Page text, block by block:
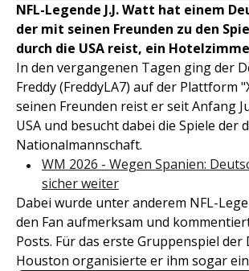
NFL-Legende J.J. Watt hat einem
der mit seinen Freunden zu den
durch die USA reist, ein
In den vergangenen Tagen ging der
Freddy (FreddyLA7) auf der Plattform
seinen Freunden reist er seit Anfang
USA und besucht dabei die Spiele der
Nationalmannschaft.
WM 2026 - Wegen Spanien:
sicher weiter
Dabei wurde unter anderem NFL-
den Fan aufmerksam und
Posts. Für das erste Gruppenspiel der
Houston organisierte er ihm sogar